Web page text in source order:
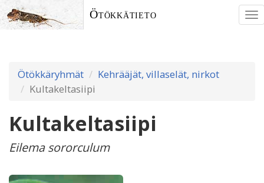
Ötökkätieto
Ötökkäryhmät
Kehrääjät, villaselät, nirkot
Kultakeltasiipi
Kultakeltasiipi
Eilema sororculum